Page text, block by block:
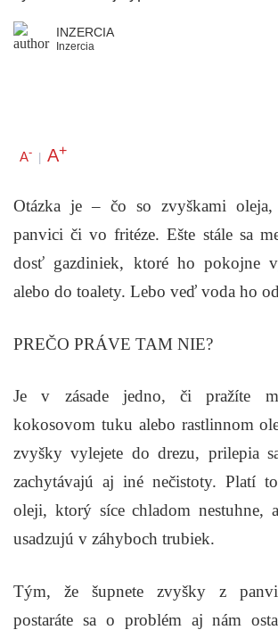
INZERCIA
Inzercia
A- | A+
Otázka je – čo so zvyškami
panvici či vo fritéze.Ešte stále sa
dosť gazdiniek, ktoré ho pokojne
alebo do toalety. Lebo veď voda ho
PREČO PRÁVE TAM NIE?
Je v zásade jedno, či pražíte
kokosovom tuku alebo rastlinnom
zvyšky vylejete do drezu, prilepia
zachytávajú aj iné nečistoty. Platí
oleji, ktorý síce chladom nestuhne,
usadzujú v záhyboch trubiek.
Tým, že šupnete zvyšky z
postaráte sa o problém aj nám